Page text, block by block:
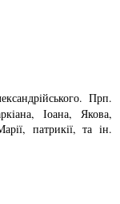
Прп.
Іоана, Якова,
патрикiї, та iн.